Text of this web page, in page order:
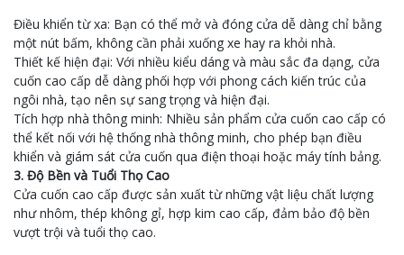
Điều khiển từ xa: Bạn có thể mở và đóng cửa dễ dàng chỉ bằng
một nút bấm, không cần phải xuống xe hay ra khỏi nhà.
Thiết kế hiện đại: Với nhiều kiểu dáng và màu sắc đa dạng, cửa
cuốn cao cấp dễ dàng phối hợp với phong cách kiến trúc của
ngôi nhà, tạo nên sự sang trọng và hiện đại.
Tích hợp nhà thông minh: Nhiều sản phẩm cửa cuốn cao cấp có
thể kết nối với hệ thống nhà thông minh, cho phép bạn điều
khiển và giám sát cửa cuốn qua điện thoại hoặc máy tính bảng.
3. Độ Bền và Tuổi Thọ Cao
Cửa cuốn cao cấp được sản xuất từ những vật liệu chất lượng
như nhôm, thép không gỉ, hợp kim cao cấp, đảm bảo độ bền
vượt trội và tuổi thọ cao.